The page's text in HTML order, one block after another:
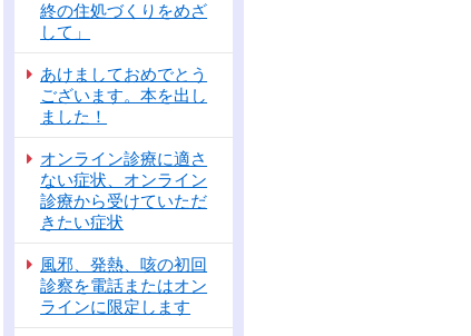
終の住処づくりをめざ
して」
あけましておめでとう
ございます。本を出し
ました！
オンライン診療に適さ
ない症状、オンライン
診療から受けていただ
きたい症状
風邪、発熱、咳の初回
診察を電話またはオン
ラインに限定します